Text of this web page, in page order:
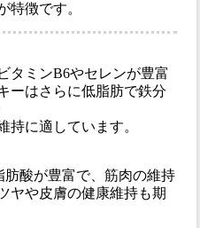
特徴です。
タミンB6やセレンが豊富
ーはさらに低脂肪で鉄分
持に適しています。
酸が豊富で、筋肉の維持
ヤや皮膚の健康維持も期